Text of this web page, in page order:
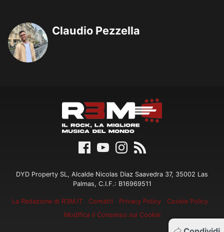
Claudio Pezzella
DYD Property SL, Alcalde Nicolas Diaz Saavedra 37, 35002 Las
Palmas, C.I.F.: B16969511
La Redazione di R3M.IT Contatti Privacy Policy
Cookie Policy
Modifica il Consenso sui Cookie